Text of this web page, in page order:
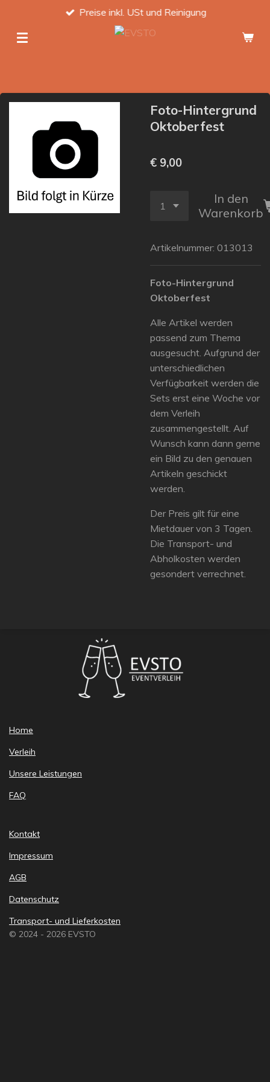
springen
Preise inkl. USt und Reinigung
Foto-Hintergrund
Oktoberfest
€ 9,00
In den
Warenkorb
Artikelnummer: 013013
Foto-Hintergrund
Oktoberfest
Alle Artikel werden
passend zum Thema
ausgesucht. Aufgrund der
unterschiedlichen
Verfügbarkeit werden die
Sets erst eine Woche vor
dem Verleih
zusammengestellt. Auf
Wunsch kann dann gerne
ein Bild zu den genauen
Artikeln geschickt
werden.
Der Preis gilt für eine
Mietdauer von 3 Tagen.
Die Transport- und
Abholkosten werden
gesondert verrechnet.
Home
Verleih
Unsere Leistungen
FAQ
Kontakt
Impressum
AGB
Datenschutz
Transport- und Lieferkosten
© 2024 - 2026 EVSTO